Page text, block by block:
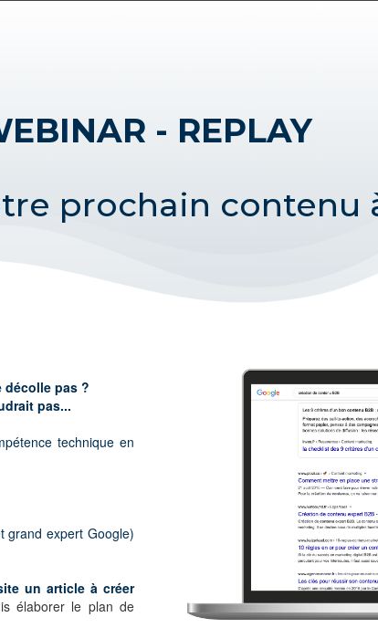
- REPLAY
prochain contenu
décolle pas ?
pas...
technique en
grand expert Google)
un article à créer
élaborer le plan de